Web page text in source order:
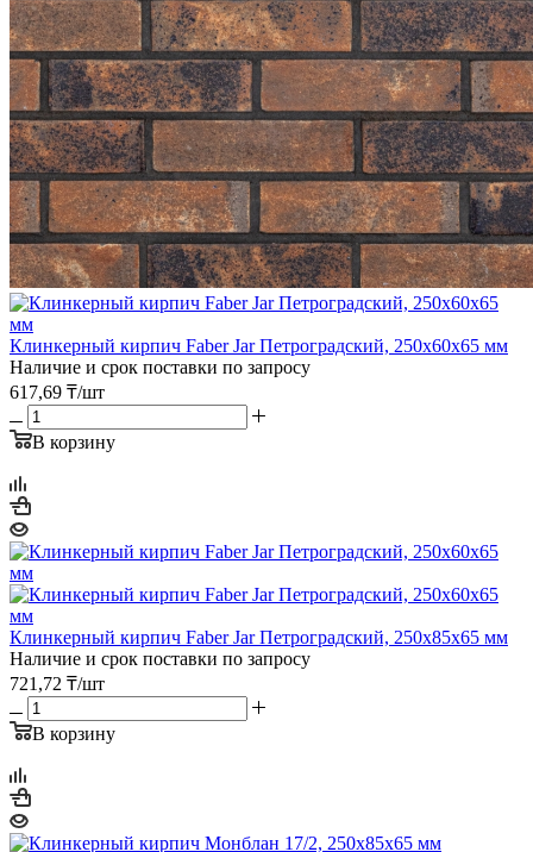
Клинкерный кирпич Faber Jar Петроградский, 250х60х65 мм
Наличие и срок поставки по запросу
617,69 ₸/шт
В корзину
Клинкерный кирпич Faber Jar Петроградский, 250х85х65 мм
Наличие и срок поставки по запросу
721,72 ₸/шт
В корзину